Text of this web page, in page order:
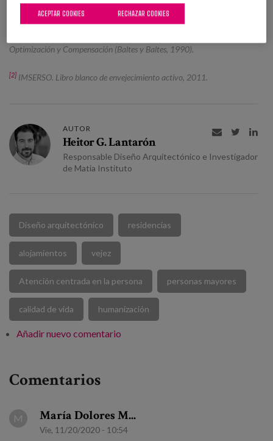
Teoría Ecológica del Entorno (Lawton y Nahemow, 1973); Teoría del
Optimización y Compensación (Baltes y Baltes, 1990).
[2] IMSERSO. Libro blanco de envejecimiento activo, 2011.
AUTOR
Heitor G. Lantarón
Responsable Diseño Arquitectónico e Investigador
de Matia Instituto
  
Diseño arquitectónico residencias
alojamientos vejez
Atención centrada en la persona personas mayores
calidad de vida humanización
Añadir nuevo comentario
Comentarios
M María Dolores M...
Vie, 11/20/2020 - 10:54
RECHAZAR COOKIES
ACEPTAR COOKIES